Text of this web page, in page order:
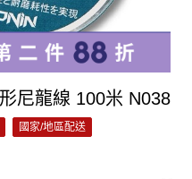
RONIN 暴雪 水藍斑點隱形尼龍線 100米 N038
國家/地區配送